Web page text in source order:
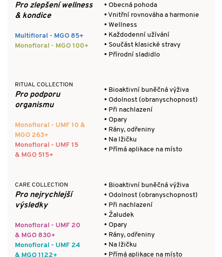
Pro zlepšení wellness
& kondice
Multifloral - MGO 85+
Monofloral - MGO 100+
• Obecná pohoda
• Vnitřní rovnováha a harmonie
• Wellness
• Každodenní užívání
• Součást klasické stravy
• Přírodní sladidlo
RITUAL COLLECTION
Pro podporu
organismu
Monofloral - UMF 10 &
MGO 263+
Monofloral - UMF 15
& MGO 515+
• Bioaktivní buněčná výživa
• Odolnost (obranyschopnost)
• Při nachlazení
• Opary
• Rány, odřeniny
• Na lžičku
• Přímá aplikace na místo
CARE COLLECTION
Pro nejrychlejší
výsledky
Monofloral - UMF 20
& MGO 830+
Monofloral - UMF 24
& MGO 1122+
• Bioaktivní buněčná výživa
• Odolnost (obranyschopnost)
• Při nachlazení
• Žaludek
• Opary
• Rány, odřeniny
• Na lžičku
• Přímá aplikace na místo